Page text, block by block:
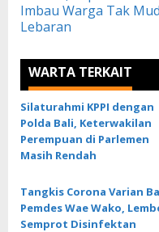
Imbau Warga Tak
Lebaran
WARTA TERKAIT
Silaturahmi KPPI dengan
Polda Bali, Keterwakilan
Perempuan di Parlemen
Masih Rendah
Tangkis Corona Varian
Pemdes Wae Wako,
Semprot Disinfektan